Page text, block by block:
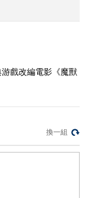
06 15:04:03
戲改編電影《魔獸
換一組